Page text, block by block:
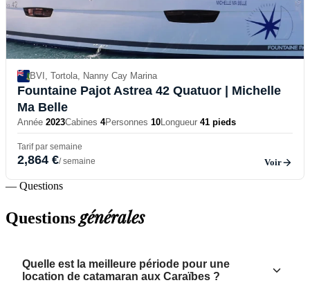
BVI, Tortola, Nanny Cay Marina
Fountaine Pajot Astrea 42 Quatuor | Michelle
Ma Belle
Année 2023Cabines 4Personnes 10Longueur 41 pieds
Tarif par semaine
2,864 €/ semaine Voir
— Questions
Questionsgénérales
Quelle est la meilleure période pour une
location de catamaran aux Caraïbes ?